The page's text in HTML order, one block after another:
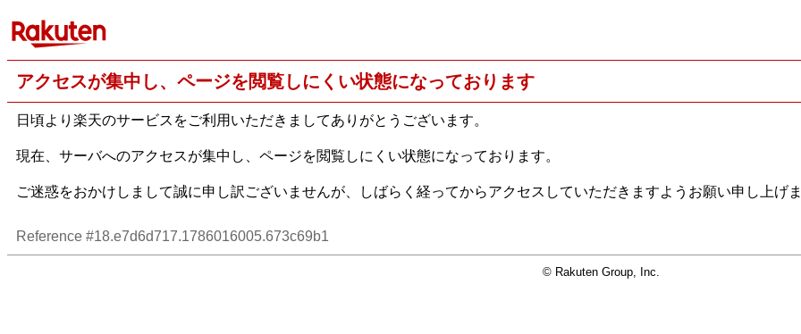
アクセスが集中し、ページを閲覧しにくい状態になっております
日頃より楽天のサービスをご利用いただきましてありがとうございます。
現在、サーバへのアクセスが集中し、ページを閲覧しにくい状態になっております。
ご迷惑をおかけしまして誠に申し訳ございませんが、しばらく経ってからアクセスしていただきますようお願い申し上げ
Reference #18.e7d6d717.1786016005.673c69b1
© Rakuten Group, Inc.